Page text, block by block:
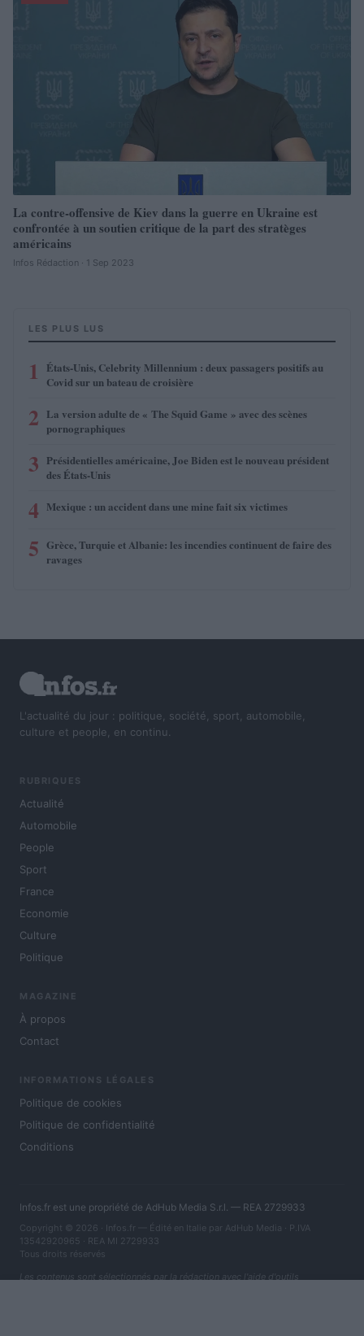
La contre-offensive de Kiev dans la guerre en Ukraine est
confrontée à un soutien critique de la part des stratèges
américains
Infos Rédaction · 1 Sep 2023
LES PLUS LUS
1
États-Unis, Celebrity Millennium : deux passagers positifs au
Covid sur un bateau de croisière
2 La version adulte de « The Squid Game » avec des scènes
pornographiques
3 Présidentielles américaine, Joe Biden est le nouveau président
des États-Unis
4 Mexique : un accident dans une mine fait six victimes
5 Grèce, Turquie et Albanie: les incendies continuent de faire des
ravages
L'actualité du jour : politique, société, sport, automobile,
culture et people, en continu.
RUBRIQUES
Actualité
Automobile
People
Sport
France
Economie
Culture
Politique
MAGAZINE
À propos
Contact
INFORMATIONS LÉGALES
Politique de cookies
Politique de confidentialité
Conditions
Infos.fr est une propriété de AdHub Media S.r.l. — REA 2729933
Copyright © 2026 · Infos.fr — Édité en Italie par AdHub Media · P.IVA
13542920965 · REA MI 2729933
Tous droits réservés
Les contenus sont sélectionnés par la rédaction avec l'aide d'outils